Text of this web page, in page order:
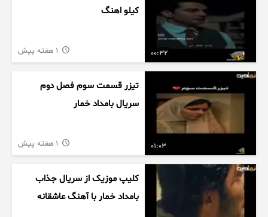
00:32
کیلو اهنگ
01:03
تیزر قسمت سوم فصل دوم
سریال بامداد خمار
کلیپ موزیک از سریال جذاب
بامداد خمار با آهنگ عاشقانه